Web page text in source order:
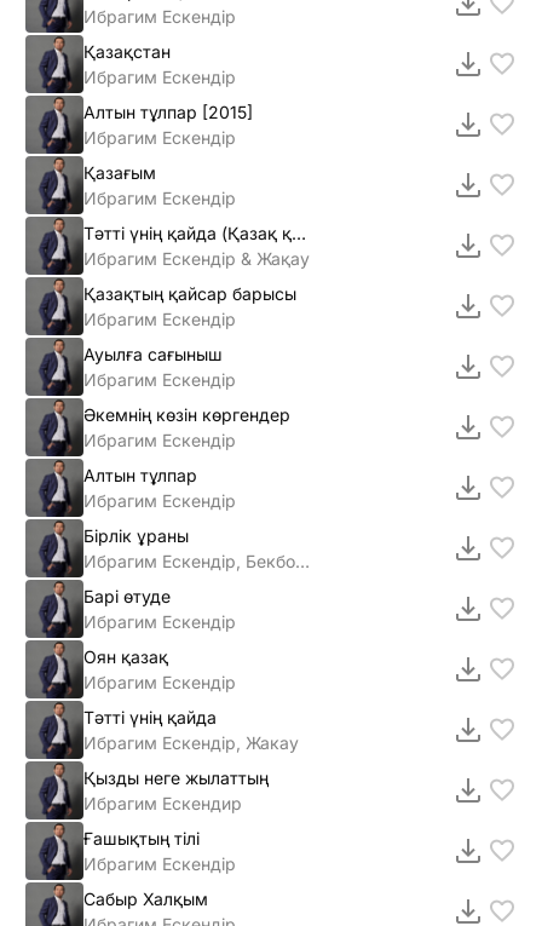
Ибрагим Ескендiр
Қазақстан
Ибрагим Ескендір
Алтын тұлпар [2015]
Ибрагим Ескендiр
Қазағым
Ибрагим Ескендір
Тәттi үнiң қайда (Қазақ қызы)
Ибрагим Ескендiр & Жақау
Қазақтың қайсар барысы
Ибрагим Ескендір
Ауылға сағыныш
Ибрагим Ескендір
Әкемнің көзін көргендер
Ибрагим Ескендір
Алтын тұлпар
Ибрагим Ескендір
Бiрлiк ұраны
Ибрагим Ескендір, Бекболат Тiлеухан
Барi өтуде
Ибрагим Ескендiр
Оян қазақ
Ибрагим Ескендiр
Тәтті үнің қайда
Ибрагим Ескендір, Жакау
Қызды неге жылаттың
Ибрагим Ескендир
Ғашықтың тілі
Ибрагим Ескендір
Сабыр Халқым